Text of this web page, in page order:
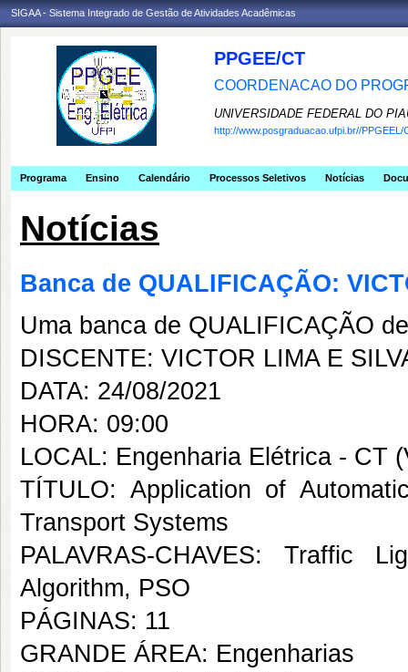
SIGAA - Sistema Integrado de Gestão de Atividades Acadêmicas
PPGEE/CT
COORDENACAO DO
UNIVERSIDADE FEDERAL DO
http://www.posgraduacao.ufpi.br//PPGEEL/
Programa Ensino Calendário Processos Seletivos Notícias
Notícias
Banca de QUALIFICAÇÃO:
Uma banca de QUALIFICAÇÃO
DISCENTE: VICTOR LIMA E
DATA: 24/08/2021
HORA: 09:00
LOCAL: Engenharia Elétrica - CT
TÍTULO: Application of
Transport Systems
PALAVRAS-CHAVES: Traffic
Algorithm, PSO
PÁGINAS: 11
GRANDE ÁREA: Engenharias